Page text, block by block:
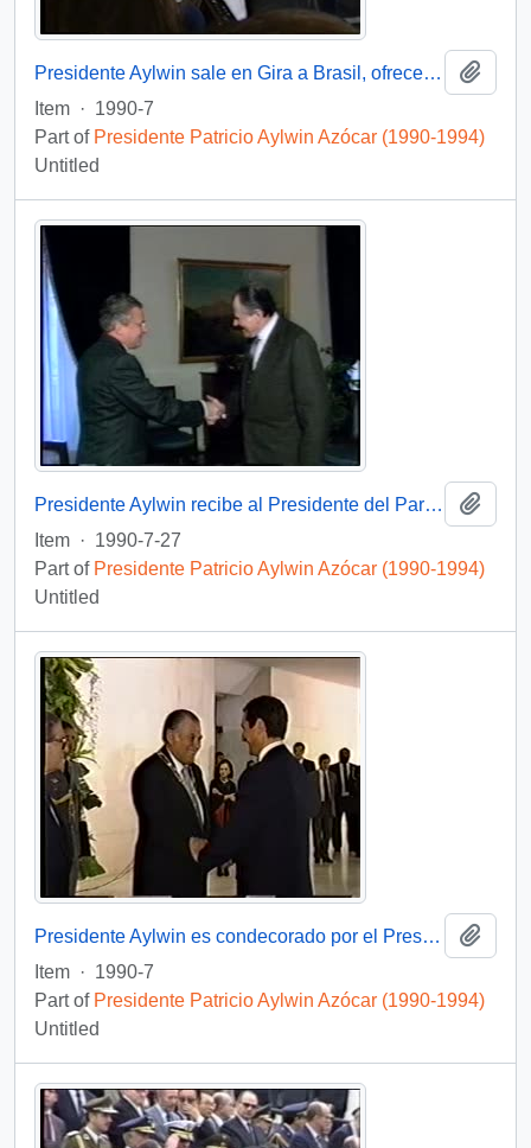
Presidente Aylwin sale en Gira a Brasil, ofrece entrevista : video
Item · 1990-7
Part of Presidente Patricio Aylwin Azócar (1990-1994)
Untitled
Presidente Aylwin recibe al Presidente del Parlamento Europeo en visita oficial a Chile: video
Item · 1990-7-27
Part of Presidente Patricio Aylwin Azócar (1990-1994)
Untitled
Presidente Aylwin es condecorado por el Presidente Collor de Mello en Brasil: video
Item · 1990-7
Part of Presidente Patricio Aylwin Azócar (1990-1994)
Untitled